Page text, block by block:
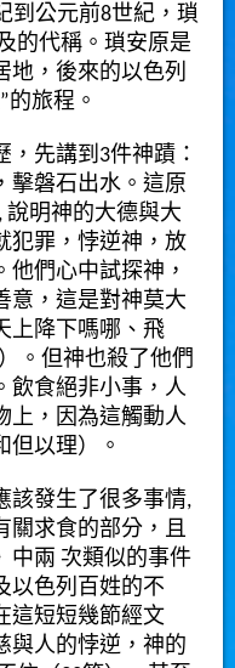
到公元前8世紀，瑣
的代稱。瑣安原是
地，後來的以色列
的旅程。
先講到3件神蹟：
擊磐石出水。這原
說明神的大德與大
犯罪，悖逆神，放
們心中試探神，
意，這是對神莫大
上降下嗎哪、飛
。但神也殺了他們
飲食絕非小事，人
上，因為這觸動人
但以理）。
該發生了很多事情,
關求食的部分，且
中兩 次類似的事件
以色列百姓的不
這短短幾節經文
與人的悖逆，神的